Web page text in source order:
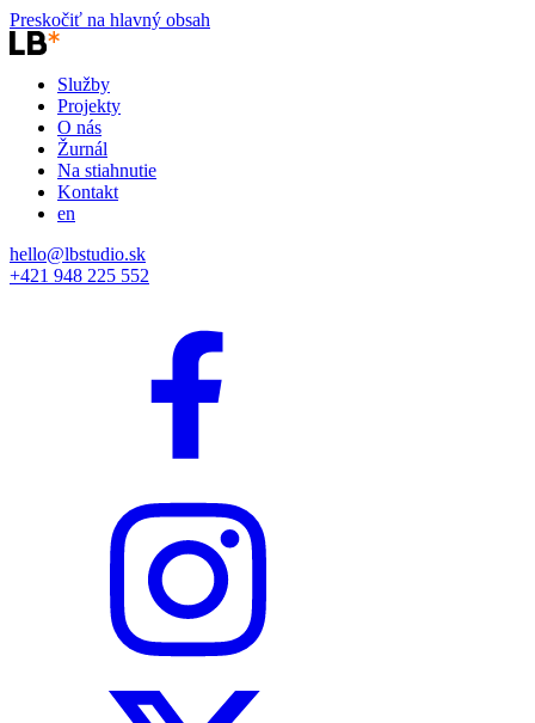
Preskočiť na hlavný obsah
Služby
Projekty
O nás
Žurnál
Na stiahnutie
Kontakt
en
hello@lbstudio.sk
+421 948 225 552